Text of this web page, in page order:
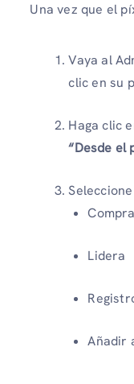
Una vez que el
Vaya al
clic en su
Haga clic
“Desde el
Lidera
Añadir